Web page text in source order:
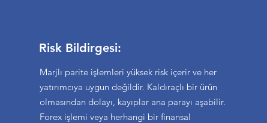
Risk Bildirgesi:
Marjlı parite işlemleri yüksek risk içerir ve her
yatırımcıya uygun değildir. Kaldıraçlı bir ürün
olmasından dolayı, kayıplar ana parayı aşabilir.
Forex işlemi veya herhangi bir finansal